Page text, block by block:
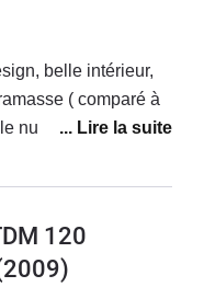
donne envie
très belle à
belle intérieur,
( comparé à
Fiabilité à
1 an.2000
classique suite à
fin à mes
120